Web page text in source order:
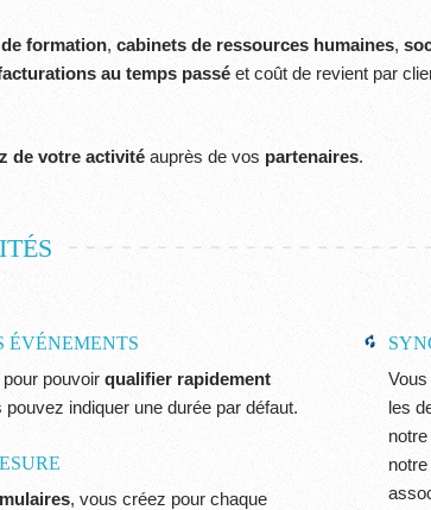
formation, cabinets de ressources humaines,
au temps passé et coût de revient par
de votre activité auprès de vos partenaires.
ÉVÉNEMENTS
pouvoir qualifier rapidement
pouvez indiquer une durée par défaut.
, vous créez pour chaque
les